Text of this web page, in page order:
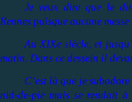
Je veux dire que le
Rennes puisque aucune
Au XIXe siècle, et
matin. Dans ce dessein il
C’est là que je
nid-de-pie mais se rendait